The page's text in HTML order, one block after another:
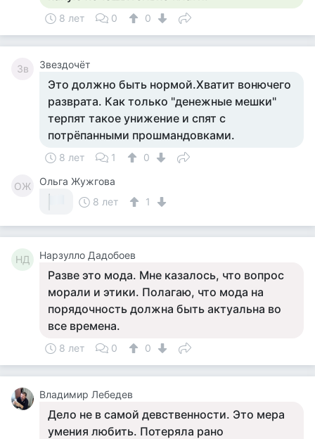
8 лет 0 0
Зв Звездочёт
Это должно быть нормой.Хватит вонючего
разврата. Как только "денежные мешки"
терпят такое унижение и спят с
потрёпанными прошмандовками.
8 лет 1 0
ОЖ
Ольга Жужгова
8 лет
1
НД Нарзулло Дадобоев
Разве это мода. Мне казалось, что вопрос
морали и этики. Полагаю, что мода на
порядочность должна быть актуальна во
все времена.
8 лет 0 0
Владимир Лебедев
Дело не в самой девственности. Это мера
умения любить. Потеряла рано